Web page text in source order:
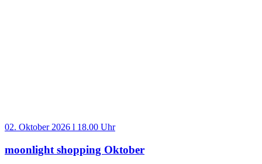
02. Oktober 2026 l 18.00 Uhr
moonlight shopping Oktober